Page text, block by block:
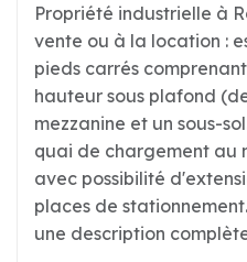
Propriété industrielle à
vente ou à la location :
pieds carrés
hauteur sous plafond
mezzanine et un sous-
quai de chargement au
avec possibilité
places de
une description